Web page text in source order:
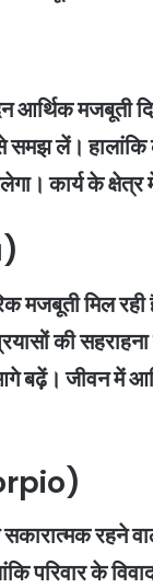
आर्थिक मजबूती
लें। हालांकि
कार्य के
मजबूती मिल रही
की
बढ़ें। जीवन में
सकारात्मक रहने
परिवार के